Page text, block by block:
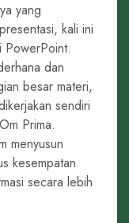
yang
kali ini
PowerPoint.
dan
besar materi,
sendiri
Prima.
menyusun
kesempatan
secara lebih